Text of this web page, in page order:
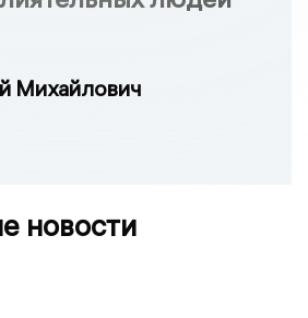
Михайлович
новости